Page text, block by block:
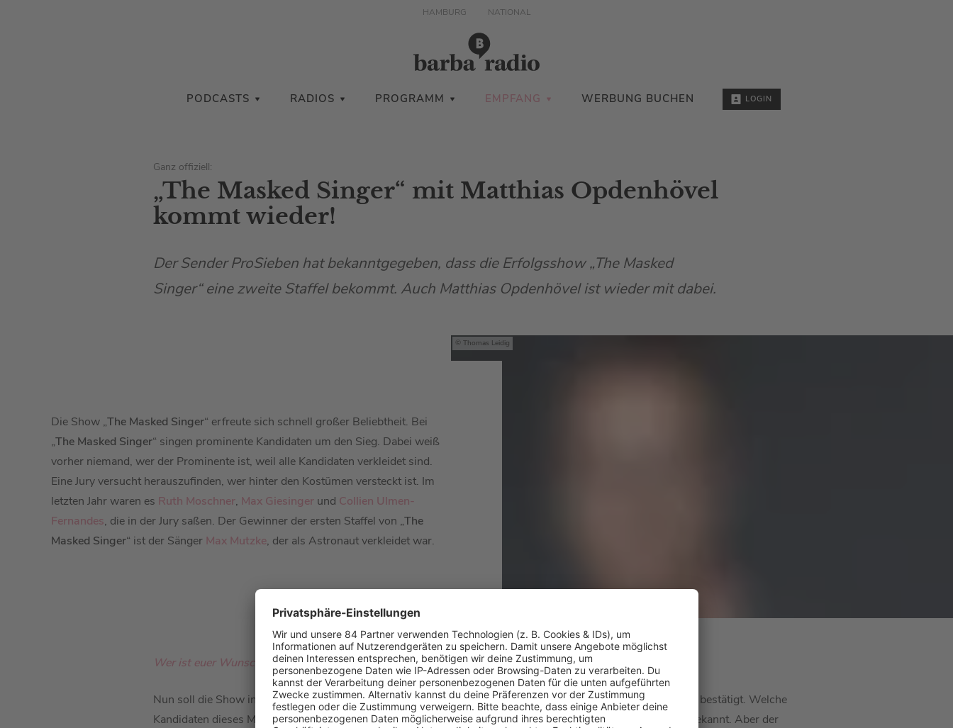
HAMBURG NATIONAL
PODCASTS RADIOS PROGRAMM EMPFANG WERBUNG BUCHEN LOGIN
Ganz offiziell:
„The Masked Singer“ mit Matthias Opdenhövel
kommt wieder!
Der Sender ProSieben hat bekanntgegeben, dass die Erfolgsshow „The Masked
Singer“ eine zweite Staffel bekommt. Auch Matthias Opdenhövel ist wieder mit dabei.
Thomas Leidig
Die Show „The Masked Singer“ erfreute sich schnell großer Beliebtheit. Bei
„The Masked Singer“ singen prominente Kandidaten um den Sieg. Dabei weiß
vorher niemand, wer der Prominente ist, weil alle Kandidaten verkleidet sind.
Eine Jury versucht herauszufinden, wer hinter den Kostümen versteckt ist. Im
letzten Jahr waren es Ruth Moschner, Max Giesinger und Collien Ulmen-
Fernandes, die in der Jury saßen. Der Gewinner der ersten Staffel von „The
Masked Singer“ ist der Sänger Max Mutzke, der als Astronaut verkleidet war.
Wer ist euer Wunschgast und sitzt bald bei Barbara Schöneberger im Studio? Hier erfahrt ihr es!
Nun soll die Show in die nächste Runde gehen, denn der SenderProSiebenhat die zweite Staffel jetzt offiziell bestätigt. Welche
Kandidaten dieses Mal mit dabei sein werden oder um welche Kostüme es sich handeln wird, ist noch nicht bekannt. Aber der